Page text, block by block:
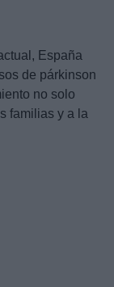
España
de párkinson
no solo
familias y a la